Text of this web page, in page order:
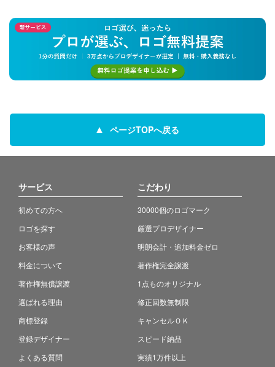
ページTOPへ戻る
サービス
初めての方へ
ロゴを探す
お客様の声
料金について
著作権無償譲渡
選ばれる理由
商標登録
登録デザイナー
よくある質問
こだわり
30000個のロゴマーク
厳選プロデザイナー
明朗会計・追加料金ゼロ
著作権完全譲渡
1点ものオリジナル
修正回数無制限
キャンセルＯＫ
スピード納品
実績1万件以上